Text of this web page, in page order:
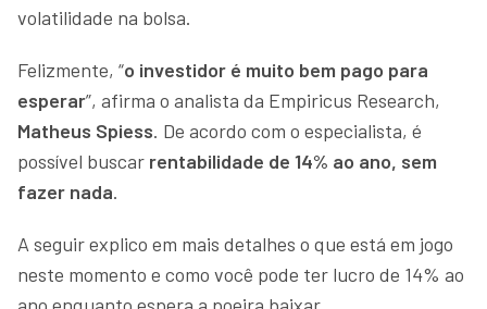
volatilidade na bolsa.
Felizmente, “o investidor é muito bem pago para
esperar”, afirma o analista da Empiricus Research,
Matheus Spiess. De acordo com o especialista, é
possível buscar rentabilidade de 14% ao ano, sem
fazer nada.
A seguir explico em mais detalhes o que está em jogo
neste momento e como você pode ter lucro de 14% ao